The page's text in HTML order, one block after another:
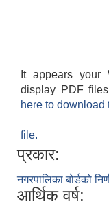
It appears your
display PDF
here to download
file.
प्रकार:
नगरपालिका बोर्डको
आर्थिक वर्ष: